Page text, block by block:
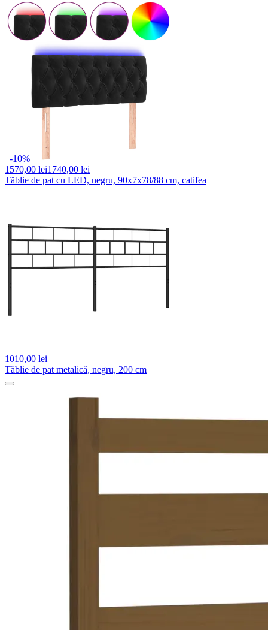
-10%
1570,00 lei1740,00 lei
Tăblie de pat cu LED, negru, 90x7x78/88 cm, catifea
1010,00 lei
Tăblie de pat metalică, negru, 200 cm